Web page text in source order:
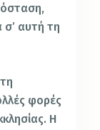
αυτή τη
φορές
Η